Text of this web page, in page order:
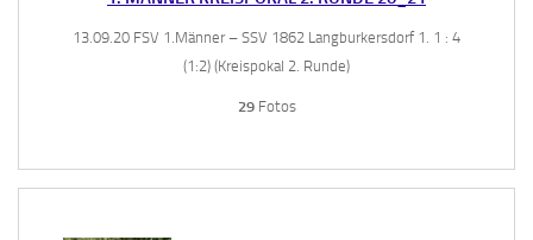
13.09.20 FSV 1.Männer – SSV 1862 Langburkersdorf 1. 1 : 4
(1:2) (Kreispokal 2. Runde)
29Fotos